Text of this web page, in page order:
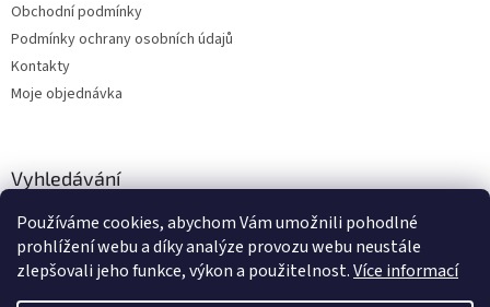
Používáme cookies, abychom Vám umožnili pohodlné
prohlížení webu a díky analýze provozu webu neustále
zlepšovali jeho funkce, výkon a použitelnost.Více informací
Obchodní podmínky
Podmínky ochrany osobních údajů
Kontakty
Moje objednávka
Vyhledávání
HLEDAT